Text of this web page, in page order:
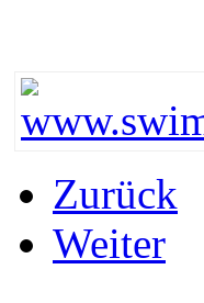
Zurück
Weiter